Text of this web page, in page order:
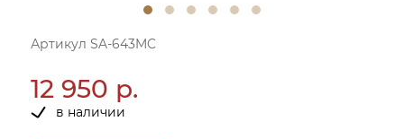
Артикул SA-643MC
12 950 р.
в наличии